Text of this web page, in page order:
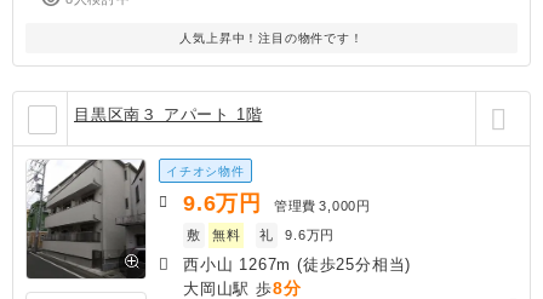
人気上昇中！注目の物件です！
目黒区南３ アパート 1階
イチオシ物件
9.6万円 管理費 3,000円
敷
無料 礼 9.6万円
西小山 1267m (徒歩25分相当)
大岡山駅 歩8分